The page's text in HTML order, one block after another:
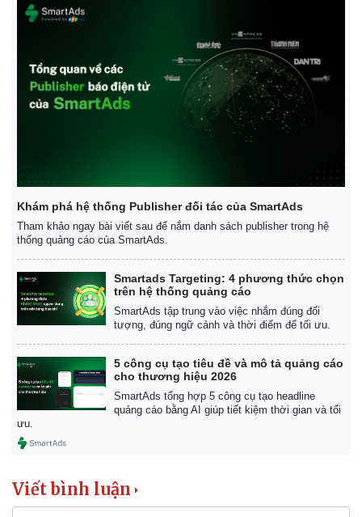
Khám phá hệ thống Publisher đối tác của SmartAds
Tham khảo ngay bài viết sau để nắm danh sách publisher trong hệ
thống quảng cáo của SmartAds.
Smartads Targeting: 4 phương thức chọn
trên hệ thống quảng cáo
SmartAds tập trung vào việc nhắm đúng đối
tượng, đúng ngữ cảnh và thời điểm để tối ưu.
5 công cụ tạo tiêu đề và mô tả quảng cáo
cho thương hiệu 2026
SmartAds tổng hợp 5 công cụ tạo headline
quảng cáo bằng AI giúp tiết kiệm thời gian và tối
ưu.
Viết bình luận